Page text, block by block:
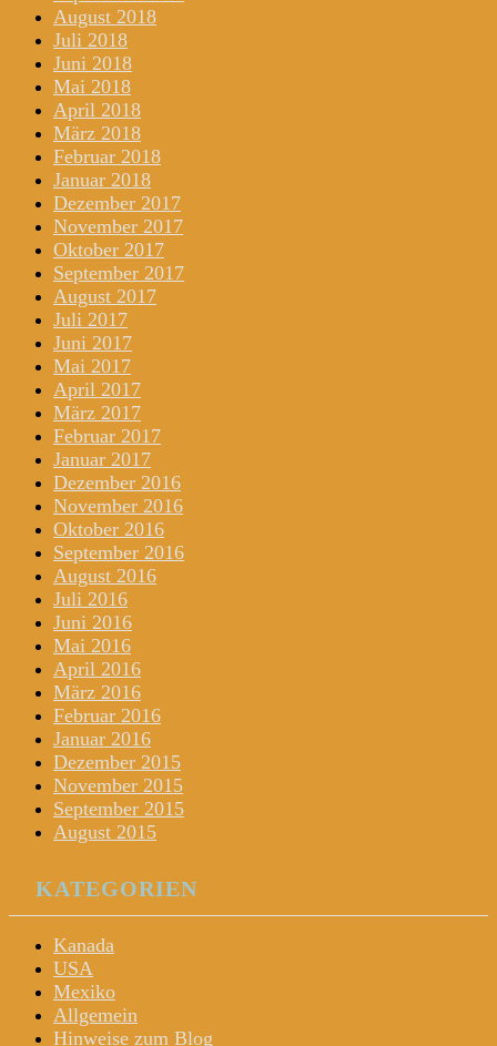
August 2018
Juli 2018
Juni 2018
Mai 2018
April 2018
März 2018
Februar 2018
Januar 2018
Dezember 2017
November 2017
Oktober 2017
September 2017
August 2017
Juli 2017
Juni 2017
Mai 2017
April 2017
März 2017
Februar 2017
Januar 2017
Dezember 2016
November 2016
Oktober 2016
September 2016
August 2016
Juli 2016
Juni 2016
Mai 2016
April 2016
März 2016
Februar 2016
Januar 2016
Dezember 2015
November 2015
September 2015
August 2015
KATEGORIEN
Kanada
USA
Mexiko
Allgemein
Hinweise zum Blog